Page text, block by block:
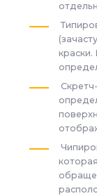
краски.